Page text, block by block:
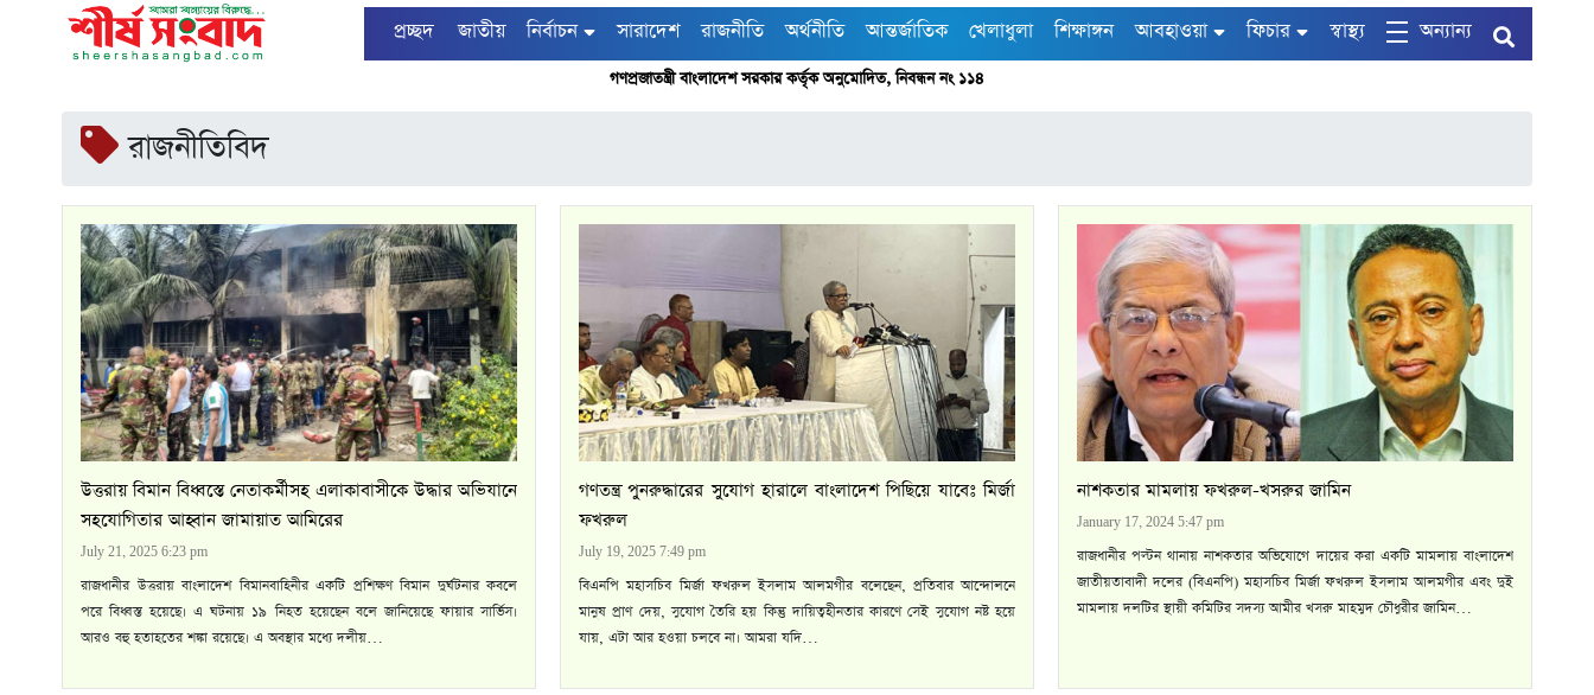
প্রচ্ছদ জাতীয় নির্বাচন সারাদেশ রাজনীতি অর্থনীতি আন্তর্জাতিক খেলাধুলা শিক্ষাঙ্গন আবহাওয়া ফিচার স্বাস্থ্য অন্যান্য
গণপ্রজাতন্ত্রী বাংলাদেশ সরকার কর্তৃক অনুমোদিত, নিবন্ধন নং ১১৪
রাজনীতিবিদ
উত্তরায় বিমান বিধ্বস্তে নেতাকর্মীসহ এলাকাবাসীকে উদ্ধার অভিযানে
সহযোগিতার আহ্বান জামায়াত আমিরের
July 21, 2025 6:23 pm
রাজধানীর উত্তরায় বাংলাদেশ বিমানবাহিনীর একটি প্রশিক্ষণ বিমান দুর্ঘটনার কবলে
পরে বিধ্বস্ত হয়েছে। এ ঘটনায় ১৯ নিহত হয়েছেন বলে জানিয়েছে ফায়ার সার্ভিস।
আরও বহু হতাহতের শঙ্কা রয়েছে। এ অবস্থার মধ্যে দলীয়…
গণতন্ত্র পুনরুদ্ধারের সুযোগ হারালে বাংলাদেশ পিছিয়ে যাবেঃ মির্জা
ফখরুল
July 19, 2025 7:49 pm
বিএনপি মহাসচিব মির্জা ফখরুল ইসলাম আলমগীর বলেছেন, প্রতিবার আন্দোলনে
মানুষ প্রাণ দেয়, সুযোগ তৈরি হয় কিন্তু দায়িত্বহীনতার কারণে সেই সুযোগ নষ্ট হয়ে
যায়, এটা আর হওয়া চলবে না। আমরা যদি…
নাশকতার মামলায় ফখরুল-খসরুর জামিন
January 17, 2024 5:47 pm
রাজধানীর পল্টন থানায় নাশকতার অভিযোগে দায়ের করা একটি মামলায় বাংলাদেশ
জাতীয়তাবাদী দলের (বিএনপি) মহাসচিব মির্জা ফখরুল ইসলাম আলমগীর এবং দুই
মামলায় দলটির স্থায়ী কমিটির সদস্য আমীর খসরু মাহমুদ চৌধুরীর জামিন…